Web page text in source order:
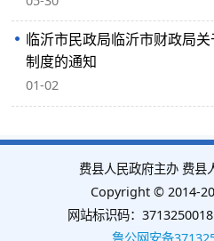
临沂市民政局临沂市财政局
制度的通知
01-02
费县人民政府主办 费县
Copyright © 2014-
网站标识码：3713250018
鲁公网安备